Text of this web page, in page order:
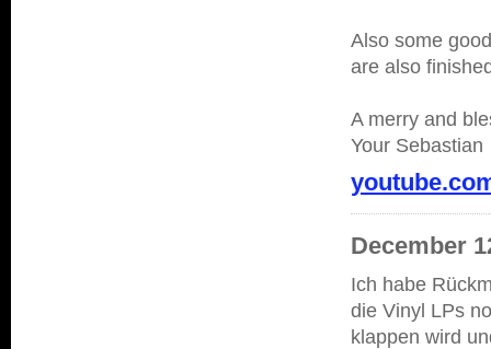
Also some
are also
A merry and
Your Sebastian
December
Ich habe
die Vinyl LPs
klappen wird